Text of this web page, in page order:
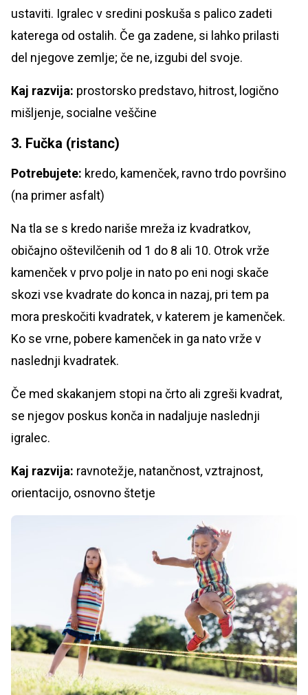
ustaviti. Igralec v sredini poskuša s palico zadeti
katerega od ostalih. Če ga zadene, si lahko prilasti
del njegove zemlje; če ne, izgubi del svoje.
Kaj razvija: prostorsko predstavo, hitrost, logično
mišljenje, socialne veščine
3. Fučka (ristanc)
Potrebujete: kredo, kamenček, ravno trdo površino
(na primer asfalt)
Na tla se s kredo nariše mreža iz kvadratkov,
običajno oštevilčenih od 1 do 8 ali 10. Otrok vrže
kamenček v prvo polje in nato po eni nogi skače
skozi vse kvadrate do konca in nazaj, pri tem pa
mora preskočiti kvadratek, v katerem je kamenček.
Ko se vrne, pobere kamenček in ga nato vrže v
naslednji kvadratek.
Če med skakanjem stopi na črto ali zgreši kvadrat,
se njegov poskus konča in nadaljuje naslednji
igralec.
Kaj razvija: ravnotežje, natančnost, vztrajnost,
orientacijo, osnovno štetje